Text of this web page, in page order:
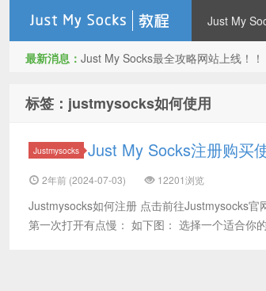
Just My
最新消息： Just My Socks最全攻略网站上线！！
标签：justmysocks如何使用
Justmysocks Just My Socks注册购买
2年前 (2024-07-03) 12201浏览
Justmysocks如何注册 点击前往Justmysocks
第一次打开有点慢： 如下图： 选择一个适合你